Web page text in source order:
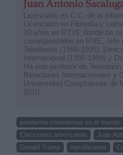
Juan Antonio
Licenciado en C.C. de la
Licenciado en Filosofía y
30 años en RTVE donde ha
corresponsales en RNE, Jefe
Telediarios (1988-1995),
Internacional (1995-1999) y
Ha sido profesor de
Relaciones Internacionales y
Universidad Complutense de
2010.
pandemia coronavirus en el mundo
Elecciones americanas
Juan
Donald Trump
republicanos